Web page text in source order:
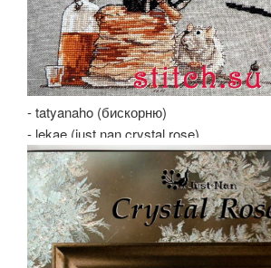
- tatyanaho (бискорню)
- lekae (just nan crystal rose)